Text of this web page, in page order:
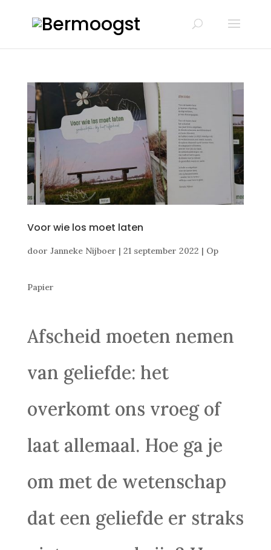
Voor wie los moet laten
door Janneke Nijboer | 21 september 2022 | Op
Papier
Afscheid moeten nemen
van geliefde: het
overkomt ons vroeg of
laat allemaal. Hoe ga je
om met de wetenschap
dat een geliefde er straks